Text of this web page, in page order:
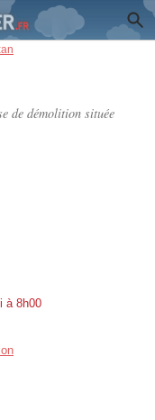
de démolition située
à 8h00